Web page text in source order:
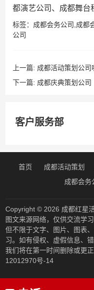
都演艺公司、成都舞台
标签： 成都会务公司 成都
公司
上一篇: 成都活动策划公
队承接开业/年会/会议/演
下一篇: 成都庆典策划公
客户服务部
首页 成都活动策划
成都会务
Copyright © 2026 成都红星
图文来源网络，仅供交流学
但不限于文字、图片、图表
习。如有侵权、虚假信息、
我们将在第一时间删除或更
12012970号-14